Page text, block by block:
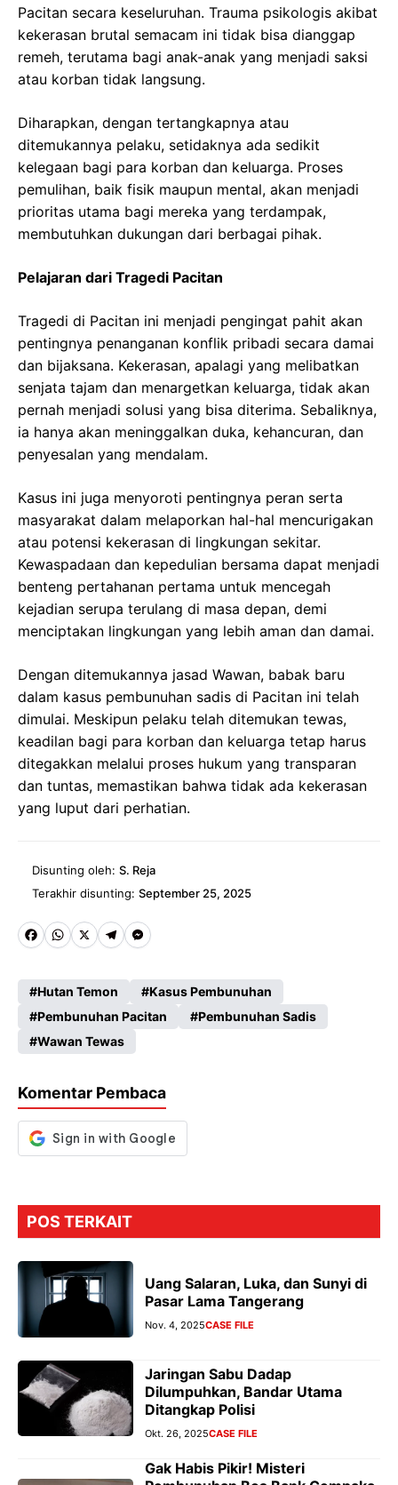
Pacitan secara keseluruhan. Trauma psikologis akibat
kekerasan brutal semacam ini tidak bisa dianggap
remeh, terutama bagi anak-anak yang menjadi saksi
atau korban tidak langsung.
Diharapkan, dengan tertangkapnya atau
ditemukannya pelaku, setidaknya ada sedikit
kelegaan bagi para korban dan keluarga. Proses
pemulihan, baik fisik maupun mental, akan menjadi
prioritas utama bagi mereka yang terdampak,
membutuhkan dukungan dari berbagai pihak.
Pelajaran dari Tragedi Pacitan
Tragedi di Pacitan ini menjadi pengingat pahit akan
pentingnya penanganan konflik pribadi secara damai
dan bijaksana. Kekerasan, apalagi yang melibatkan
senjata tajam dan menargetkan keluarga, tidak akan
pernah menjadi solusi yang bisa diterima. Sebaliknya,
ia hanya akan meninggalkan duka, kehancuran, dan
penyesalan yang mendalam.
Kasus ini juga menyoroti pentingnya peran serta
masyarakat dalam melaporkan hal-hal mencurigakan
atau potensi kekerasan di lingkungan sekitar.
Kewaspadaan dan kepedulian bersama dapat menjadi
benteng pertahanan pertama untuk mencegah
kejadian serupa terulang di masa depan, demi
menciptakan lingkungan yang lebih aman dan damai.
Dengan ditemukannya jasad Wawan, babak baru
dalam kasus pembunuhan sadis di Pacitan ini telah
dimulai. Meskipun pelaku telah ditemukan tewas,
keadilan bagi para korban dan keluarga tetap harus
ditegakkan melalui proses hukum yang transparan
dan tuntas, memastikan bahwa tidak ada kekerasan
yang luput dari perhatian.
Disunting oleh: S. Reja
Terakhir disunting: September 25, 2025
Fa
b
o
o
k
W
ts
A
p
X
Te
gr
a
m
M
se
n
g
er
Hutan Temon
Kasus Pembunuhan
Pembunuhan Pacitan
Pembunuhan Sadis
Wawan Tewas
Komentar Pembaca
POS TERKAIT
Uang Salaran, Luka, dan Sunyi di
Pasar Lama Tangerang
Nov. 4, 2025CASE FILE
Jaringan Sabu Dadap
Dilumpuhkan, Bandar Utama
Ditangkap Polisi
Okt. 26, 2025CASE FILE
Gak Habis Pikir! Misteri